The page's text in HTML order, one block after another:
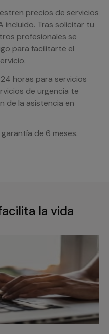
precios de servicios
incluido. Tras solicitar tu
profesionales se
para facilitarte el
horas para servicios
de urgencia te
de la asistencia en
de 6 meses.
la vida